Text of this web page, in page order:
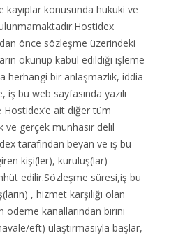
kayıplar konusunda hukuki ve
önce sözleşme üzerindeki
okunup kabul edildiği işleme
herhangi bir anlaşmazlık, iddia
bu web sayfasında yazılı
ait diğer tüm
ve gerçek münhasır delil
tarafından beyan ve iş bu
kişi(ler), kuruluş(lar)
edilir.Sözleşme süresi,iş bu
, hizmet karşılığı olan
ödeme kanallarından birini
eft) ulaştırmasıyla başlar,